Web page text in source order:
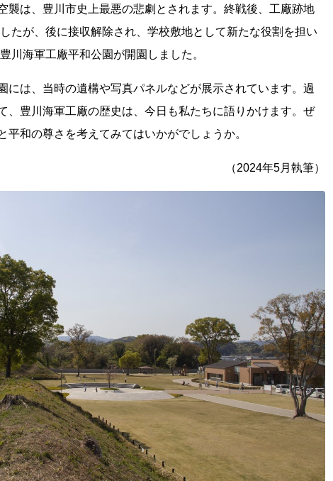
Books
二ヶ領用水 橋野高炉
県から探す
襲は、豊川市史上最悪の悲劇とされます。終戦後、工廠跡地
たが、後に接収解除され、学校敷地として新たな役割を担い
川海軍工廠平和公園が開園しました。
には、当時の遺構や写真パネルなどが展示されています。過
、豊川海軍工廠の歴史は、今日も私たちに語りかけます。ぜ
平和の尊さを考えてみてはいかがでしょうか。
（2024年5月執筆）